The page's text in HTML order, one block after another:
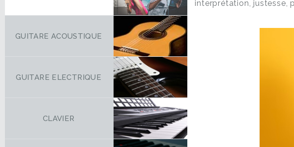
GUITARE ACOUSTIQUE
GUITARE ELECTRIQUE
CLAVIER
interprétation, justesse,